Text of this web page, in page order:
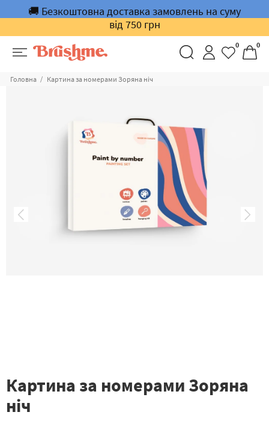
🚚 Безкоштовна доставка замовлень на суму
від 750 грн
0 0
Головна Картина за номерами Зоряна ніч
Картина за номерами Зоряна
ніч